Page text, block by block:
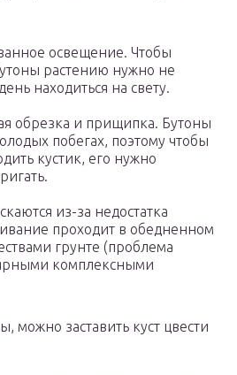
освещение. Чтобы
растению нужно не
находиться на свету.
обрезка и прищипка. Бутоны
побегах, поэтому чтобы
кустик, его нужно
из-за недостатка
проходит в обедненном
грунте (проблема
комплексными
можно заставить куст цвести